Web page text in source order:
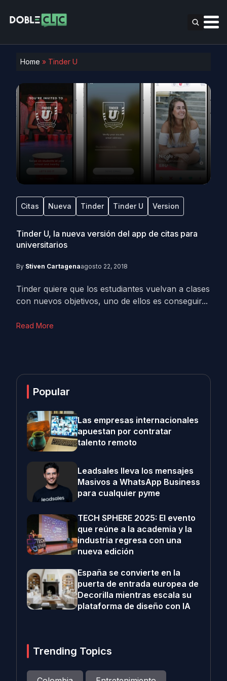
Home » Tinder U
Citas Nueva Tinder Tinder U Version
Tinder U, la nueva versión del app de citas para
universitarios
By Stiven Cartagenaagosto 22, 2018
Tinder quiere que los estudiantes vuelvan a clases
con nuevos objetivos, uno de ellos es conseguir...
Read More
Popular
Las empresas internacionales
apuestan por contratar
talento remoto
Leadsales lleva los mensajes
Masivos a WhatsApp Business
para cualquier pyme
TECH SPHERE 2025: El evento
que reúne a la academia y la
industria regresa con una
nueva edición
España se convierte en la
puerta de entrada europea de
Decorilla mientras escala su
plataforma de diseño con IA
Trending Topics